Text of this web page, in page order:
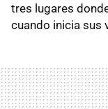
tres lugares
cuando inicia sus